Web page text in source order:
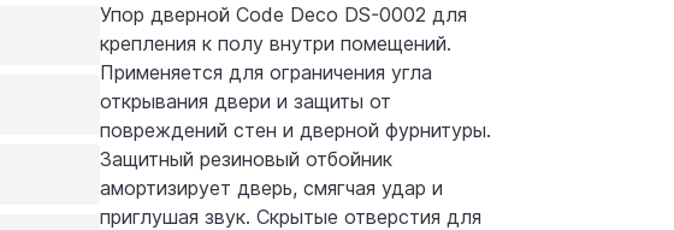
Упор дверной Code Deco DS-0002 для
крепления к полу внутри помещений.
Применяется для ограничения угла
открывания двери и защиты от
повреждений стен и дверной фурнитуры.
Защитный резиновый отбойник
амортизирует дверь, смягчая удар и
приглушая звук. Скрытые отверстия для